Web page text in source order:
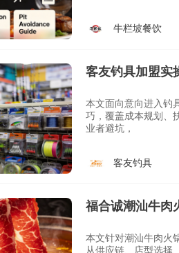
牛栏坡餐饮
客友钓具加盟实
本文面向意向进入钓
巧，覆盖成本规划、
业者避坑，
客友钓具
福合诚潮汕牛肉
本文针对潮汕牛肉火
从供应链、店型选择